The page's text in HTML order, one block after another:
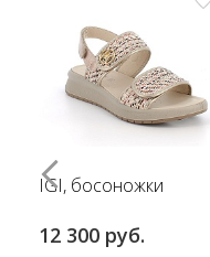
IGI, босоножки
12 300 руб.